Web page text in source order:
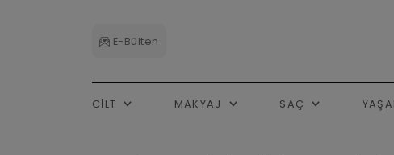
E-Bülten
CILT MAKYAJ SAÇ